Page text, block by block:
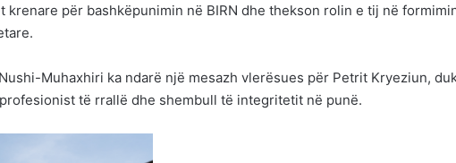
krenare për bashkëpunimin në BIRN dhe thekson rolin e tij në
Muhaxhiri ka ndarë një mesazh vlerësues për Petrit Kryeziun,
të rrallë dhe shembull të integritetit në punë.